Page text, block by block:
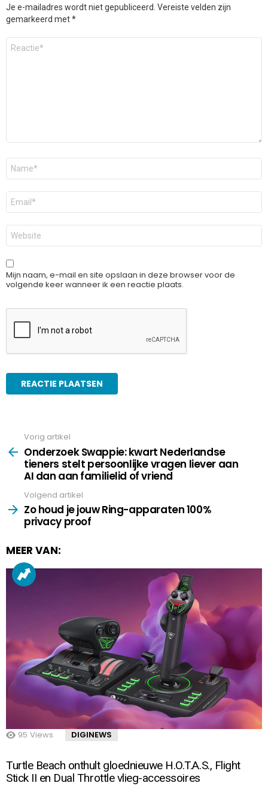
Je e-mailadres wordt niet gepubliceerd. Vereiste velden zijn
gemarkeerd met*
Reactie
Naam
E-
mail
*
Site
Mijn naam, e-mail en site opslaan in deze browser voor de
volgende keer wanneer ik een reactie plaats.
more
Vorig artikel
Onderzoek Swappie: kwart Nederlandse
tieners stelt persoonlijke vragen liever aan
AI dan aan familielid of vriend
Volgend artikel
Zo houd je jouw Ring-apparaten 100%
privacy proof
MEER VAN:
95 Views DIGINEWS
Turtle Beach onthult gloednieuwe H.O.T.A.S., Flight
Stick II en Dual Throttle vlieg-accessoires